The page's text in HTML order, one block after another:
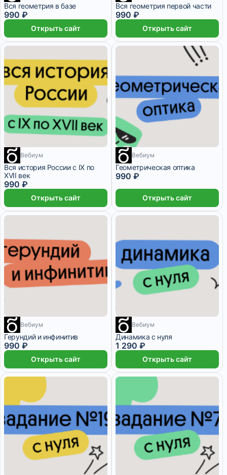
Вся геометрия в базе
990 ₽
Открыть сайт
Вся геометрия первой части
990 ₽
Открыть сайт
1 месяцВебиум
Вся история России с IX по
XVII век
990 ₽
Открыть сайт
1 месяцВебиум
Геометрическая оптика
990 ₽
Открыть сайт
1 месяцВебиум
Герундий и инфинитив
990 ₽
Открыть сайт
1 месяцВебиум
Динамика с нуля
1 290 ₽
Открыть сайт